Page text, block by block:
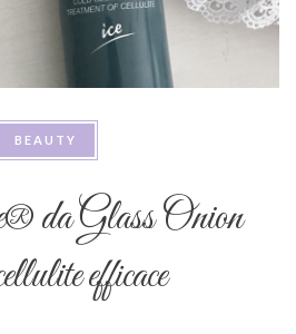
BEAUTY
da Glass Onion
efficace